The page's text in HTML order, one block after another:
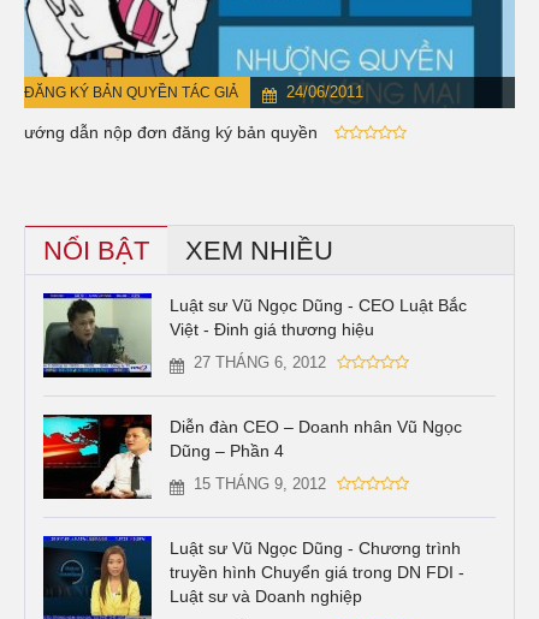
ĐĂNG KÝ BẢN QUYỀN TÁC GIẢ 24/06/2011
Hướng dẫn nộp đơn đăng ký bản quyền
NỔI BẬT XEM NHIỀU
Luật sư Vũ Ngọc Dũng - CEO Luật Bắc
Việt - Đinh giá thương hiệu
27 THÁNG 6, 2012
Diễn đàn CEO – Doanh nhân Vũ Ngọc
Dũng – Phần 4
15 THÁNG 9, 2012
Luật sư Vũ Ngọc Dũng - Chương trình
truyền hình Chuyển giá trong DN FDI -
Luật sư và Doanh nghiệp